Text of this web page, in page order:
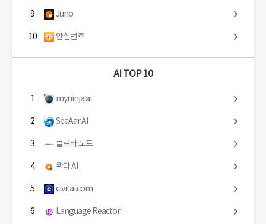
9 Juno
10 안심번호
AI TOP 10
1 myninja.ai
2 SeaAar AI
3 클로바 노트
4 콴다 AI
5 civitai.com
6 Language Reactor